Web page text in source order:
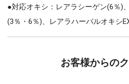
●対応オキシ：レアラシーゲン(6％)
(3％・6％)、レアラハーバルオキシ
お客様からの